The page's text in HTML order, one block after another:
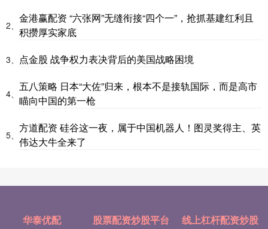
2、
金港赢配资 “六张网”无缝衔接“四个一”，抢抓基建红利且
积攒厚实家底
3、 点金股 战争权力表决背后的美国战略困境
4、
五八策略 日本“大佐”归来，根本不是接轨国际，而是高市
瞄向中国的第一枪
5、
方道配资 硅谷这一夜，属于中国机器人！图灵奖得主、英
伟达大牛全来了
华泰优配 股票配资炒股平台
线上杠杆配资炒股